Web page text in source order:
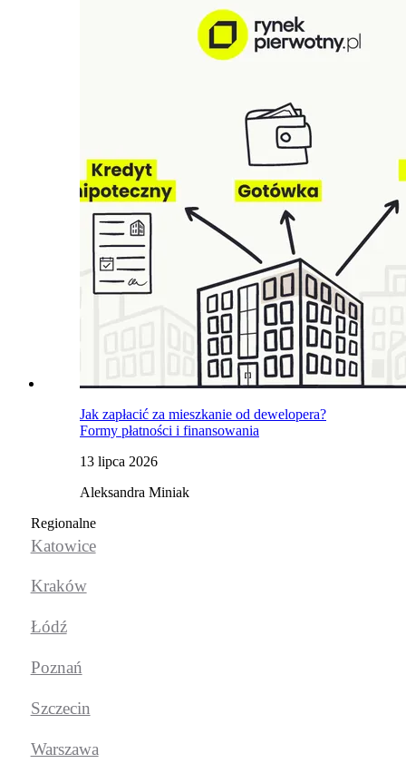
Jak zapłacić za mieszkanie od dewelopera?
Formy płatności i finansowania
13 lipca 2026
Aleksandra Miniak
Regionalne
Katowice
Kraków
Łódź
Poznań
Szczecin
Warszawa